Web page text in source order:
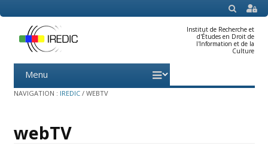
SEARCH
Institut de Recherche et
d'Études en Droit de
l'Information et de la
Culture
Menu
content
NAVIGATION : IREDIC / WEBTV
webTV